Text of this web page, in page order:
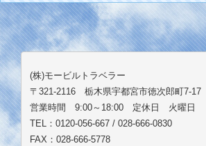
(株)モービルトラベラー
〒321-2116 栃木県宇都宮市徳次郎町7-17
営業時間 9:00～18:00 定休日 火曜日
TEL：0120-056-667 / 028-666-0830
FAX：028-666-5778